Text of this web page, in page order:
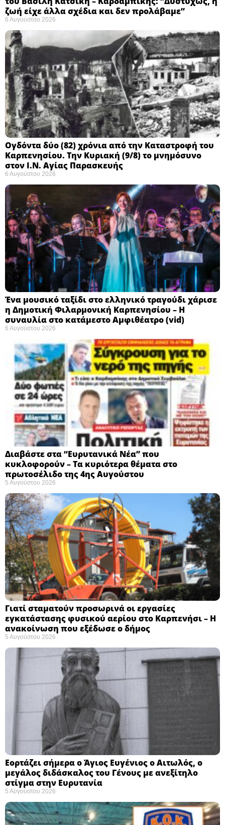
ζωή είχε άλλα σχέδια και δεν προλάβαμε”
6 Αυγούστου 2026
Ογδόντα δύο (82) χρόνια από την Καταστροφή του
Καρπενησίου. Την Κυριακή (9/8) το μνημόσυνο
στον Ι.Ν. Αγίας Παρασκευής
6 Αυγούστου 2026
Ένα μουσικό ταξίδι στο ελληνικό τραγούδι χάρισε
η Δημοτική Φιλαρμονική Καρπενησίου – Η
συναυλία στο κατάμεστο Αμφιθέατρο (vid)
6 Αυγούστου 2026
Διαβάστε στα “Ευρυτανικά Νέα” που
κυκλοφορούν – Τα κυριότερα θέματα στο
πρωτοσέλιδο της 4ης Αυγούστου
5 Αυγούστου 2026
Γιατί σταματούν προσωρινά οι εργασίες
εγκατάστασης φυσικού αερίου στο Καρπενήσι – Η
ανακοίνωση που εξέδωσε ο δήμος
5 Αυγούστου 2026
Εορτάζει σήμερα ο Άγιος Ευγένιος ο Αιτωλός, ο
μεγάλος διδάσκαλος του Γένους με ανεξίτηλο
στίγμα στην Ευρυτανία
5 Αυγούστου 2026